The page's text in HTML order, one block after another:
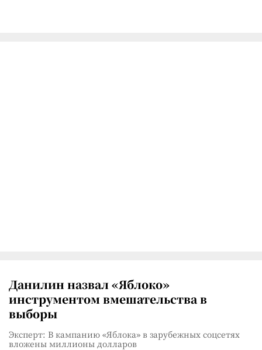
Данилин назвал «Яблоко»
инструментом вмешательства в
выборы
Эксперт: В кампанию «Яблока» в зарубежных соцсетях
вложены миллионы долларов